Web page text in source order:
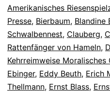
Amerikanisches
Presse, Bierbaum, Blandine
Schwalbennest, Clauberg,
Rattenfänger von Hameln,
Kehrreimweise Moralisches
Ebinger, Eddy Beuth, Erich
Thellmann, Ernst Blass,